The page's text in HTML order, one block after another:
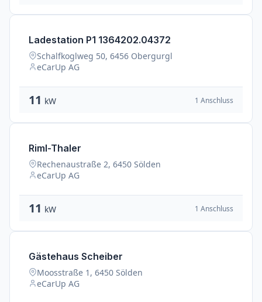
Ladestation P1 1364202.04372
Schalfkoglweg 50, 6456 Obergurgl
eCarUp AG
11 kW 1 Anschluss
Riml-Thaler
Rechenaustraße 2, 6450 Sölden
eCarUp AG
11 kW 1 Anschluss
Gästehaus Scheiber
Moosstraße 1, 6450 Sölden
eCarUp AG